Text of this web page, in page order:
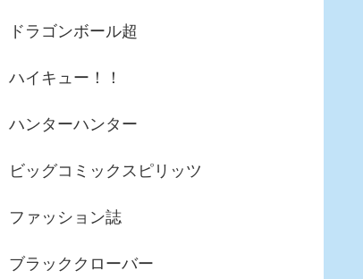
ドラゴンボール超
ハイキュー！！
ハンターハンター
ビッグコミックスピリッツ
ファッション誌
ブラッククローバー